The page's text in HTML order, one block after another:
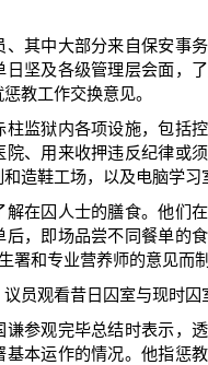
其中大部分来自保安事务
日坚及各级管理层会面，
教工作交换意见。
监狱内各项设施，包括控
院、用来收押违反纪律或
造鞋工场，以及电脑学习
在囚人士的膳食。他们在
后，即场品尝不同餐单的
署和专业营养师的意见而制
观看昔日囚室与现时囚
观完毕总结时表示，透
基本运作的情况。他指惩